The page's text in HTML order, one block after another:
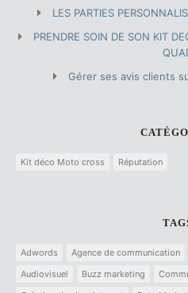
LES PARTIES
PRENDRE SOIN DE SON KIT
Gérer ses avis clients
Kit déco Moto cross Réputation
Adwords Agence de communication
Audiovisuel
Buzz marketing